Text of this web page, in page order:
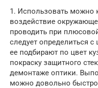
1. Использовать можно
воздействие
проводить при
следует определиться
ее подбирают по цвет
покраску защитного
демонтаже оптики.
можно довольно